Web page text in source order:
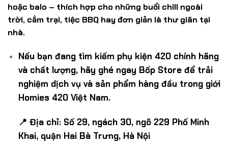
hoặc balo – thích hợp cho những buổi chill ngoài
trời, cắm trại, tiệc BBQ hay đơn giản là thư giãn tại
nhà.
Nếu bạn đang tìm kiếm phụ kiện 420 chính hãng
và chất lượng, hãy ghé ngay Bốp Store để trải
nghiệm dịch vụ và sản phẩm hàng đầu trong giới
Homies 420 Việt Nam.
📍 Địa chỉ: Số 29, ngách 30, ngõ 229 Phố Minh
Khai, quận Hai Bà Trưng, Hà Nội